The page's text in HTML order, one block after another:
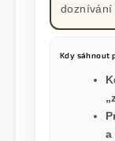
doznívání
Kdy sáhnout
a